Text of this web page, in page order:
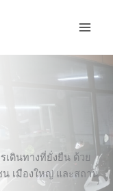
เดินทางที่ยั่งยืน ด้วย
เมืองใหญ่ และสถาน